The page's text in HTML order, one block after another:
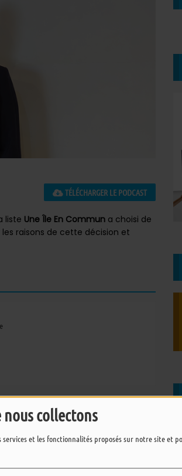
collectons
et les fonctionnalités proposés sur notre site et
TÉLÉCHARGER LE PODCAST
liste Une Île En Commun a choisi de
les raisons de cette décision et